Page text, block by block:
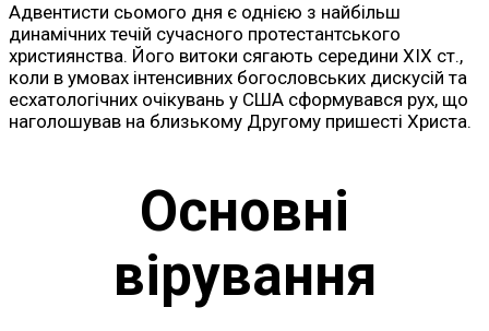
Адвентисти сьомого дня є однією з найбільш
динамічних течій сучасного протестантського
християнства. Його витоки сягають середини XIX ст.,
коли в умовах інтенсивних богословських дискусій та
есхатологічних очікувань у США сформувався рух, що
наголошував на близькому Другому пришесті Христа.
Основні
вірування